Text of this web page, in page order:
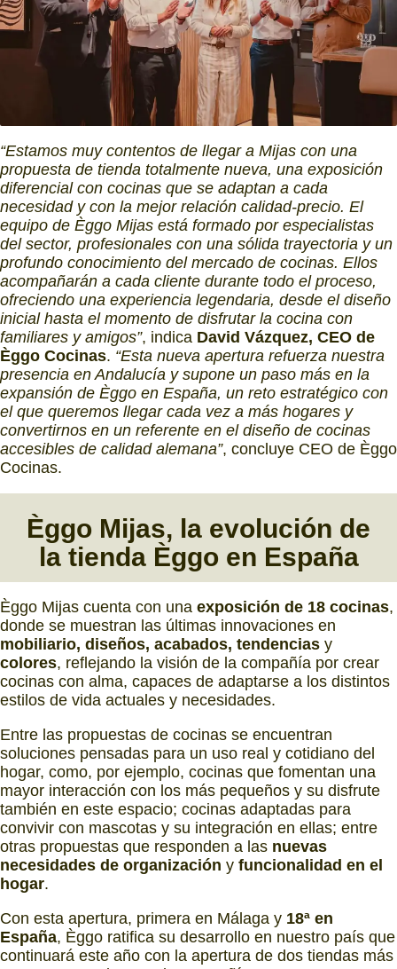
“Estamos muy contentos de llegar a Mijas con una
propuesta de tienda totalmente nueva, una exposición
diferencial con cocinas que se adaptan a cada
necesidad y con la mejor relación calidad‑precio. El
equipo de Èggo Mijas está formado por especialistas
del sector, profesionales con una sólida trayectoria y un
profundo conocimiento del mercado de cocinas. Ellos
acompañarán a cada cliente durante todo el proceso,
ofreciendo una experiencia legendaria, desde el diseño
inicial hasta el momento de disfrutar la cocina con
familiares y amigos”, indica David Vázquez, CEO de
Èggo Cocinas. “Esta nueva apertura refuerza nuestra
presencia en Andalucía y supone un paso más en la
expansión de Èggo en España, un reto estratégico con
el que queremos llegar cada vez a más hogares y
convertirnos en un referente en el diseño de cocinas
accesibles de calidad alemana”, concluye CEO de Èggo
Cocinas.
Èggo Mijas, la evolución de
la tienda Èggo en España
Èggo Mijas cuenta con una exposición de 18 cocinas,
donde se muestran las últimas innovaciones en
mobiliario, diseños, acabados, tendencias y
colores, reflejando la visión de la compañía por crear
cocinas con alma, capaces de adaptarse a los distintos
estilos de vida actuales y necesidades.
Entre las propuestas de cocinas se encuentran
soluciones pensadas para un uso real y cotidiano del
hogar, como, por ejemplo, cocinas que fomentan una
mayor interacción con los más pequeños y su disfrute
también en este espacio; cocinas adaptadas para
convivir con mascotas y su integración en ellas; entre
otras propuestas que responden a las nuevas
necesidades de organización y funcionalidad en el
hogar.
Con esta apertura, primera en Málaga y 18ª en
España, Èggo ratifica su desarrollo en nuestro país que
continuará este año con la apertura de dos tiendas más